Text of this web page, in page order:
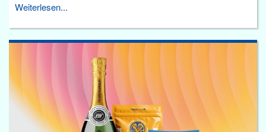
Weiterlesen...